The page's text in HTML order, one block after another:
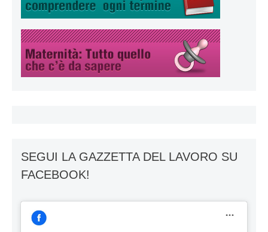
SEGUI LA GAZZETTA DEL LAVORO SU
FACEBOOK!